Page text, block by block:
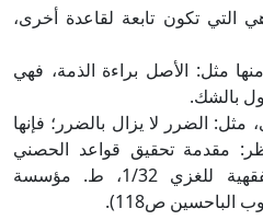
التي تكون تابعة لقاعدة أخرى،
مثل: الأصل براءة الذمة، فهي
بالشك.
الضرر لا يزال بالضرر؛ فإنها
مقدمة تحقيق قواعد الحصني
1/30، وموسوعة القواعد الفقهية للغزي 1/32، ط. مؤسسة
الباحسين ص118).